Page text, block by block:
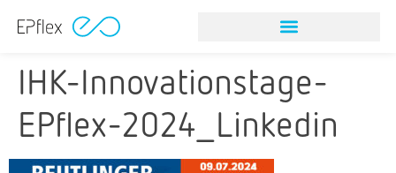
IHK-Innovationstage-
EPflex-2024_Linkedin